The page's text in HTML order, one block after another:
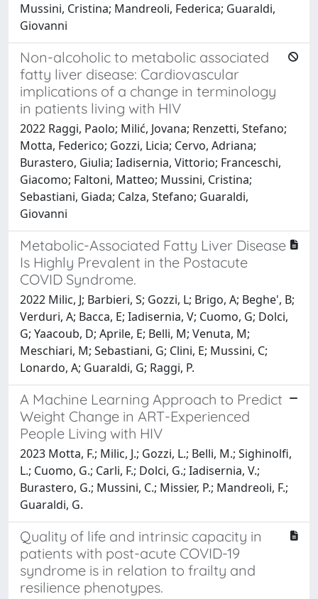
Mussini, Cristina; Mandreoli, Federica; Guaraldi,
Giovanni
Non-alcoholic to metabolic associated
fatty liver disease: Cardiovascular
implications of a change in terminology
in patients living with HIV
2022 Raggi, Paolo; Milić, Jovana; Renzetti, Stefano;
Motta, Federico; Gozzi, Licia; Cervo, Adriana;
Burastero, Giulia; Iadisernia, Vittorio; Franceschi,
Giacomo; Faltoni, Matteo; Mussini, Cristina;
Sebastiani, Giada; Calza, Stefano; Guaraldi,
Giovanni
Metabolic-Associated Fatty Liver Disease
Is Highly Prevalent in the Postacute
COVID Syndrome.
2022 Milic, J; Barbieri, S; Gozzi, L; Brigo, A; Beghe', B;
Verduri, A; Bacca, E; Iadisernia, V; Cuomo, G; Dolci,
G; Yaacoub, D; Aprile, E; Belli, M; Venuta, M;
Meschiari, M; Sebastiani, G; Clini, E; Mussini, C;
Lonardo, A; Guaraldi, G; Raggi, P.
A Machine Learning Approach to Predict
Weight Change in ART-Experienced
People Living with HIV
2023 Motta, F.; Milic, J.; Gozzi, L.; Belli, M.; Sighinolfi,
L.; Cuomo, G.; Carli, F.; Dolci, G.; Iadisernia, V.;
Burastero, G.; Mussini, C.; Missier, P.; Mandreoli, F.;
Guaraldi, G.
Quality of life and intrinsic capacity in
patients with post-acute COVID-19
syndrome is in relation to frailty and
resilience phenotypes.